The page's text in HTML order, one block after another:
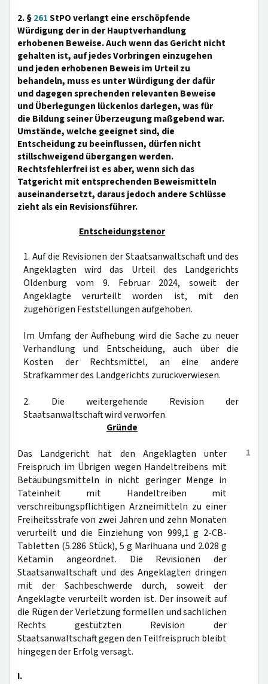
2. §261StPO verlangt eine erschöpfende
Würdigung der in der Hauptverhandlung
erhobenen Beweise. Auch wenn das Gericht nicht
gehalten ist, auf jedes Vorbringen einzugehen
und jeden erhobenen Beweis im Urteil zu
behandeln, muss es unter Würdigung der dafür
und dagegen sprechenden relevanten Beweise
und Überlegungen lückenlos darlegen, was für
die Bildung seiner Überzeugung maßgebend war.
Umstände, welche geeignet sind, die
Entscheidung zu beeinflussen, dürfen nicht
stillschweigend übergangen werden.
Rechtsfehlerfrei ist es aber, wenn sich das
Tatgericht mit entsprechenden Beweismitteln
auseinandersetzt, daraus jedoch andere Schlüsse
zieht als ein Revisionsführer.
Entscheidungstenor
1. Auf die Revisionen der Staatsanwaltschaft und des
Angeklagten wird das Urteil des Landgerichts
Oldenburg vom 9. Februar 2024, soweit der
Angeklagte verurteilt worden ist, mit den
zugehörigen Feststellungen aufgehoben.
Im Umfang der Aufhebung wird die Sache zu neuer
Verhandlung und Entscheidung, auch über die
Kosten der Rechtsmittel, an eine andere
Strafkammer des Landgerichts zurückverwiesen.
2. Die weitergehende Revision der
Staatsanwaltschaft wird verworfen.
Gründe
1
Das Landgericht hat den Angeklagten unter
Freispruch im Übrigen wegen Handeltreibens mit
Betäubungsmitteln in nicht geringer Menge in
Tateinheit mit Handeltreiben mit
verschreibungspflichtigen Arzneimitteln zu einer
Freiheitsstrafe von zwei Jahren und zehn Monaten
verurteilt und die Einziehung von 999,1 g 2-CB-
Tabletten (5.286 Stück), 5 g Marihuana und 2.028 g
Ketamin angeordnet. Die Revisionen der
Staatsanwaltschaft und des Angeklagten dringen
mit der Sachbeschwerde durch, soweit der
Angeklagte verurteilt worden ist. Der insoweit auf
die Rügen der Verletzung formellen und sachlichen
Rechts gestützten Revision der
Staatsanwaltschaft gegen den Teilfreispruch bleibt
hingegen der Erfolg versagt.
I.